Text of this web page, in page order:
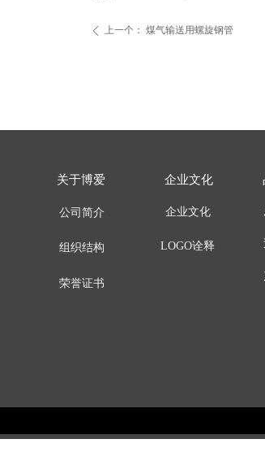
ꄴ 上一个： 煤气输送用螺旋钢管
公司简介
组织结构
荣誉证书
企业文化
LOGO诠释
关于博爱 企业文化